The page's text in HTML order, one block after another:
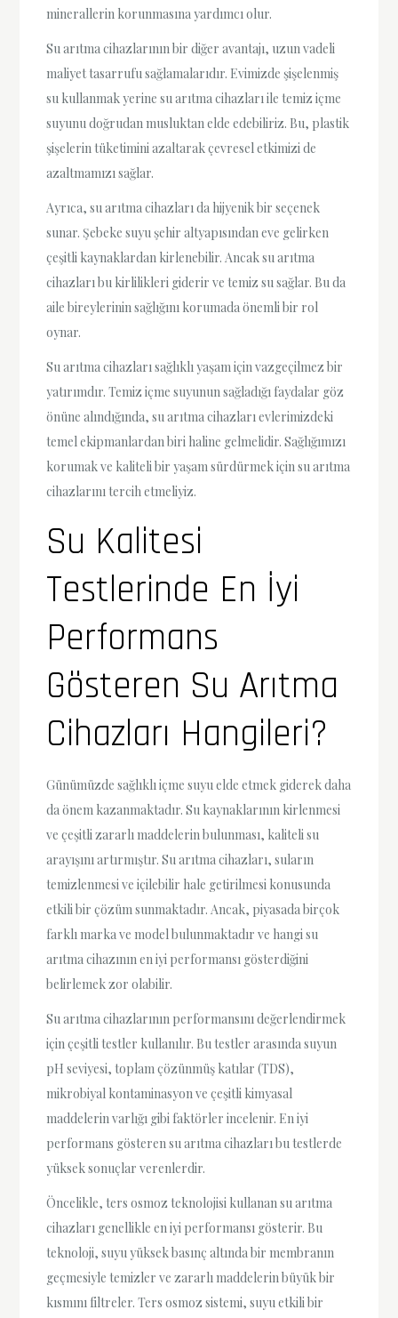
minerallerin korunmasına yardımcı olur.
Su arıtma cihazlarının bir diğer avantajı, uzun vadeli
maliyet tasarrufu sağlamalarıdır. Evimizde şişelenmiş
su kullanmak yerine su arıtma cihazları ile temiz içme
suyunu doğrudan musluktan elde edebiliriz. Bu, plastik
şişelerin tüketimini azaltarak çevresel etkimizi de
azaltmamızı sağlar.
Ayrıca, su arıtma cihazları da hijyenik bir seçenek
sunar. Şebeke suyu şehir altyapısından eve gelirken
çeşitli kaynaklardan kirlenebilir. Ancak su arıtma
cihazları bu kirlilikleri giderir ve temiz su sağlar. Bu da
aile bireylerinin sağlığını korumada önemli bir rol
oynar.
Su arıtma cihazları sağlıklı yaşam için vazgeçilmez bir
yatırımdır. Temiz içme suyunun sağladığı faydalar göz
önüne alındığında, su arıtma cihazları evlerimizdeki
temel ekipmanlardan biri haline gelmelidir. Sağlığımızı
korumak ve kaliteli bir yaşam sürdürmek için su arıtma
cihazlarını tercih etmeliyiz.
Su Kalitesi
Testlerinde En İyi
Performans
Gösteren Su Arıtma
Cihazları Hangileri?
Günümüzde sağlıklı içme suyu elde etmek giderek daha
da önem kazanmaktadır. Su kaynaklarının kirlenmesi
ve çeşitli zararlı maddelerin bulunması, kaliteli su
arayışını artırmıştır. Su arıtma cihazları, suların
temizlenmesi ve içilebilir hale getirilmesi konusunda
etkili bir çözüm sunmaktadır. Ancak, piyasada birçok
farklı marka ve model bulunmaktadır ve hangi su
arıtma cihazının en iyi performansı gösterdiğini
belirlemek zor olabilir.
Su arıtma cihazlarının performansını değerlendirmek
için çeşitli testler kullanılır. Bu testler arasında suyun
pH seviyesi, toplam çözünmüş katılar (TDS),
mikrobiyal kontaminasyon ve çeşitli kimyasal
maddelerin varlığı gibi faktörler incelenir. En iyi
performans gösteren su arıtma cihazları bu testlerde
yüksek sonuçlar verenlerdir.
Öncelikle, ters osmoz teknolojisi kullanan su arıtma
cihazları genellikle en iyi performansı gösterir. Bu
teknoloji, suyu yüksek basınç altında bir membranın
geçmesiyle temizler ve zararlı maddelerin büyük bir
kısmını filtreler. Ters osmoz sistemi, suyu etkili bir